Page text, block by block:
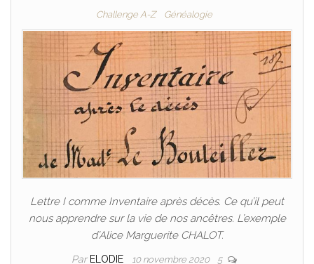
Challenge A-Z Généalogie
Lettre I comme Inventaire après décès. Ce qu’il peut
nous apprendre sur la vie de nos ancêtres. L’exemple
d’Alice Marguerite CHALOT.
Par ELODIE 10 novembre 2020 5